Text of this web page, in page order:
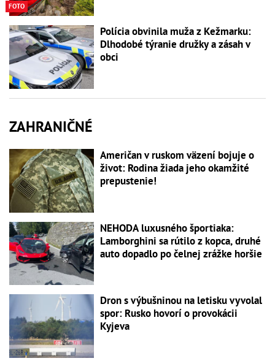
FOTO
Polícia obvinila muža z Kežmarku:
Dlhodobé týranie družky a zásah v
obci
ZAHRANIČNÉ
Američan v ruskom väzení bojuje o
život: Rodina žiada jeho okamžité
prepustenie!
NEHODA luxusného športiaka:
Lamborghini sa rútilo z kopca, druhé
auto dopadlo po čelnej zrážke horšie
Dron s výbušninou na letisku vyvolal
spor: Rusko hovorí o provokácii
Kyjeva